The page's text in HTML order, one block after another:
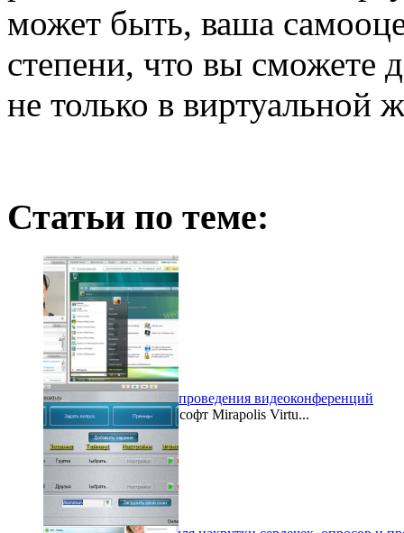
может быть, ваша
степени, что вы сможете
не только в виртуальной
Статьи по теме:
Бесплатный софт для проведения видеоконференций
Вышел обновленный софт Mirapolis Virtu...
2012-06-05